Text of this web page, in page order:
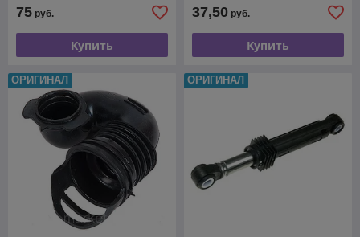
75 руб.
Купить
37,50 руб.
Купить
ОРИГИНАЛ ОРИГИНАЛ